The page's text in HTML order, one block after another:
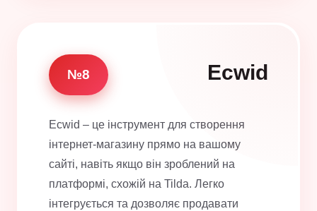
№8 Ecwid
Ecwid – це інструмент для створення
інтернет-магазину прямо на вашому
сайті, навіть якщо він зроблений на
платформі, схожій на Tilda. Легко
інтегрується та дозволяє продавати